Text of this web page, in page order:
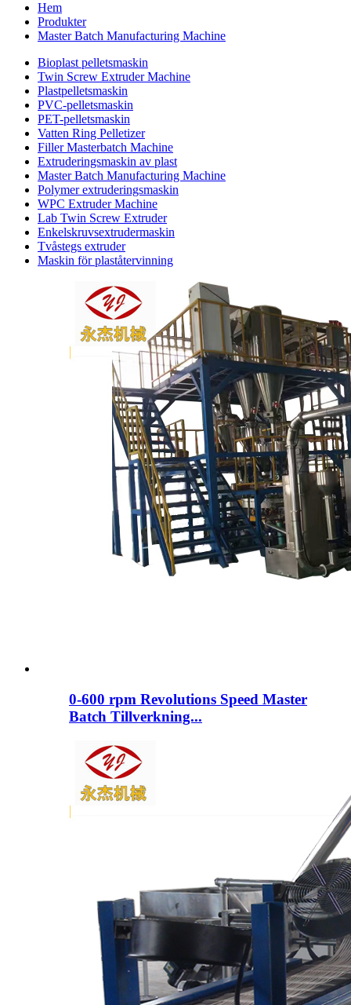
Hem
Produkter
Master Batch Manufacturing Machine
Bioplast pelletsmaskin
Twin Screw Extruder Machine
Plastpelletsmaskin
PVC-pelletsmaskin
PET-pelletsmaskin
Vatten Ring Pelletizer
Filler Masterbatch Machine
Extruderingsmaskin av plast
Master Batch Manufacturing Machine
Polymer extruderingsmaskin
WPC Extruder Machine
Lab Twin Screw Extruder
Enkelskruvsextrudermaskin
Tvåstegs extruder
Maskin för plaståtervinning
0-600 rpm Revolutions Speed ​​Master
Batch Tillverkning...